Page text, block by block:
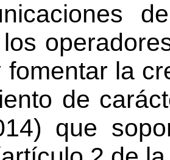
fomentar la
de
que